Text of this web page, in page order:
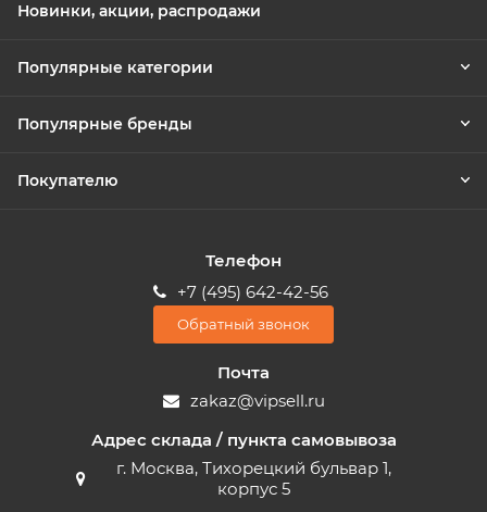
Новинки, акции, распродажи
Популярные категории
Популярные бренды
Покупателю
Телефон
+7 (495) 642-42-56
Обратный звонок
Почта
zakaz@vipsell.ru
Адрес склада / пункта самовывоза
г. Москва, Тихорецкий бульвар 1,
корпус 5